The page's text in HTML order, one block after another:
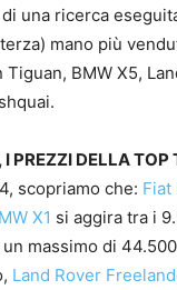
una ricerca
mano più
Tiguan, BMW X5,
I PREZZI DELLA
scopriamo che: Fiat
X1 si aggira tra i
massimo di
Land Rover